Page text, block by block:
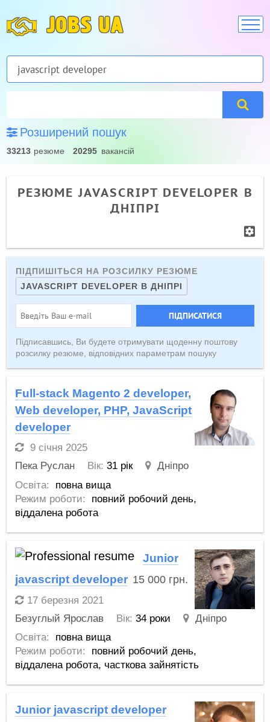
JOBS UA
Розширений пошук
33213 резюме 20295 вакансій
РЕЗЮМЕ JAVASCRIPT DEVELOPER В
ДНІПРІ
ПІДПИШІТЬСЯ НА РОЗСИЛКУ РЕЗЮМЕ
JAVASCRIPT DEVELOPER В ДНІПРІ
ПІДПИСАТИСЯ
Підписавшись, Ви будете отримувати щоденну поштову
розсилку резюме, відповідних параметрам пошуку
Full-stack Magento 2 developer,
Web developer, PHP, JavaScript
developer
9 січня 2025
Пека Руслан
Вік: 31 рік
Дніпро
Освіта:
повна вища
Режим роботи:
повний робочий день,
віддалена робота
Junior
javascript developer 15 000 грн.
17 березня 2021
Безуглый Ярослав
Вік: 34 роки
Дніпро
Освіта:
повна вища
Режим роботи:
повний робочий день,
віддалена робота, часткова зайнятість
Junior javascript developer